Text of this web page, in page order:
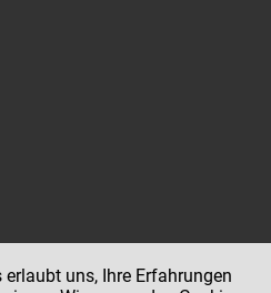
uns, Ihre Erfahrungen